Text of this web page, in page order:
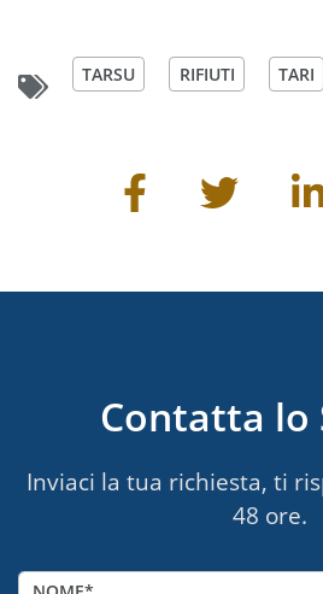
TARSU RIFIUTI TARI
Condividi questa
Contatta lo
Inviaci la tua richiesta, ti
48 ore.